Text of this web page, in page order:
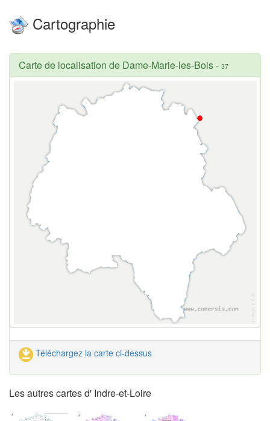
Cartographie
Carte de localisation de Dame-Marie-les-Bois- 37
Téléchargez la carte ci-dessus
Les autres cartes d' Indre-et-Loire